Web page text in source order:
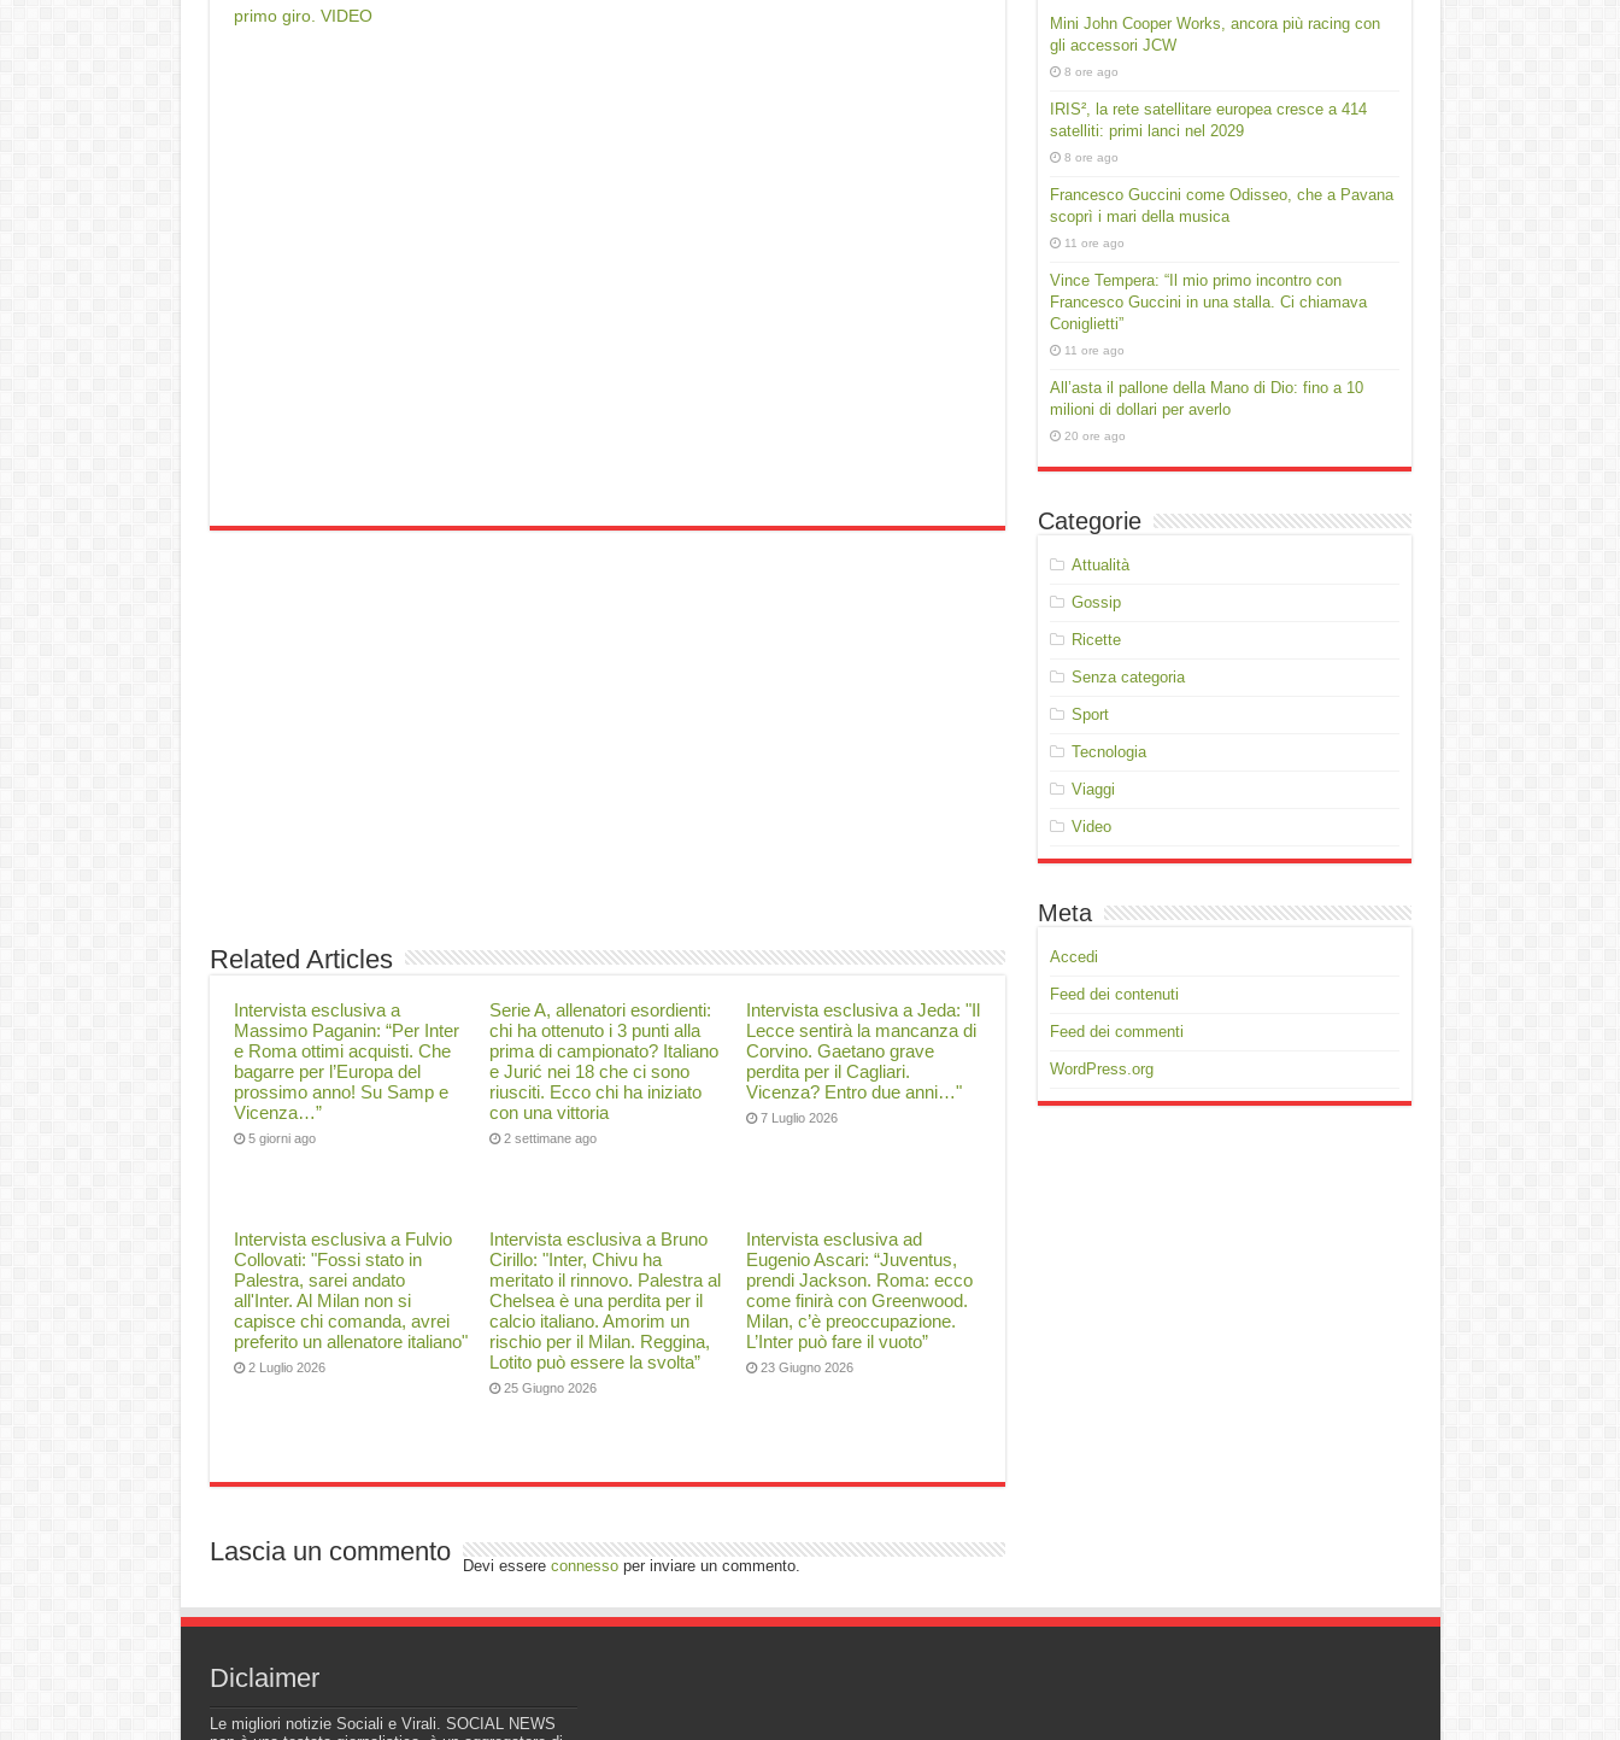
primo giro. VIDEO
Related Articles
Intervista esclusiva a
Massimo Paganin: “Per Inter
e Roma ottimi acquisti. Che
bagarre per l’Europa del
prossimo anno! Su Samp e
Vicenza…”
5 giorni ago
Serie A, allenatori esordienti:
chi ha ottenuto i 3 punti alla
prima di campionato? Italiano
e Jurić nei 18 che ci sono
riusciti. Ecco chi ha iniziato
con una vittoria
2 settimane ago
Intervista esclusiva a Jeda: "Il
Lecce sentirà la mancanza di
Corvino. Gaetano grave
perdita per il Cagliari.
Vicenza? Entro due anni…"
7 Luglio 2026
Intervista esclusiva a Fulvio
Collovati: "Fossi stato in
Palestra, sarei andato
all'Inter. Al Milan non si
capisce chi comanda, avrei
preferito un allenatore italiano"
2 Luglio 2026
Intervista esclusiva a Bruno
Cirillo: "Inter, Chivu ha
meritato il rinnovo. Palestra al
Chelsea è una perdita per il
calcio italiano. Amorim un
rischio per il Milan. Reggina,
Lotito può essere la svolta”
25 Giugno 2026
Intervista esclusiva ad
Eugenio Ascari: “Juventus,
prendi Jackson. Roma: ecco
come finirà con Greenwood.
Milan, c’è preoccupazione.
L’Inter può fare il vuoto”
23 Giugno 2026
Lascia un commento Devi essere connessoper inviare un commento.
Mini John Cooper Works, ancora più racing con
gli accessori JCW
8 ore ago
IRIS², la rete satellitare europea cresce a 414
satelliti: primi lanci nel 2029
8 ore ago
Francesco Guccini come Odisseo, che a Pavana
scoprì i mari della musica
11 ore ago
Vince Tempera: “Il mio primo incontro con
Francesco Guccini in una stalla. Ci chiamava
Coniglietti”
11 ore ago
All’asta il pallone della Mano di Dio: fino a 10
milioni di dollari per averlo
20 ore ago
Categorie
Attualità
Gossip
Ricette
Senza categoria
Sport
Tecnologia
Viaggi
Video
Meta
Accedi
Feed dei contenuti
Feed dei commenti
WordPress.org
Diclaimer
Le migliori notizie Sociali e Virali. SOCIAL NEWS